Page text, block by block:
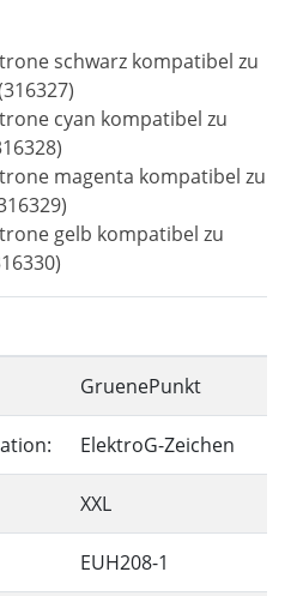
schwarz kompatibel zu
cyan kompatibel zu
magenta kompatibel zu
gelb kompatibel zu
GruenePunkt
ElektroG-Zeichen
XXL
EUH208-1